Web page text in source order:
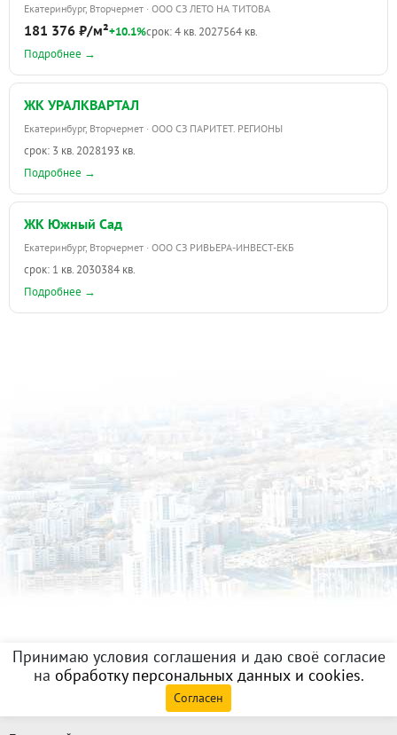
Екатеринбург, Вторчермет · ООО СЗ ЛЕТО НА ТИТОВА
181 376 ₽/м²+10.1%срок: 4 кв. 2027564 кв.
Подробнее →
ЖК УРАЛКВАРТАЛ
Екатеринбург, Вторчермет · ООО СЗ ПАРИТЕТ. РЕГИОНЫ
срок: 3 кв. 2028193 кв.
Подробнее →
ЖК Южный Сад
Екатеринбург, Вторчермет · ООО СЗ РИВЬЕРА-ИНВЕСТ-ЕКБ
срок: 1 кв. 2030384 кв.
Подробнее →
Принимаю условия соглашения и даю своё согласие
на обработку персональных данных и cookies.
Согласен